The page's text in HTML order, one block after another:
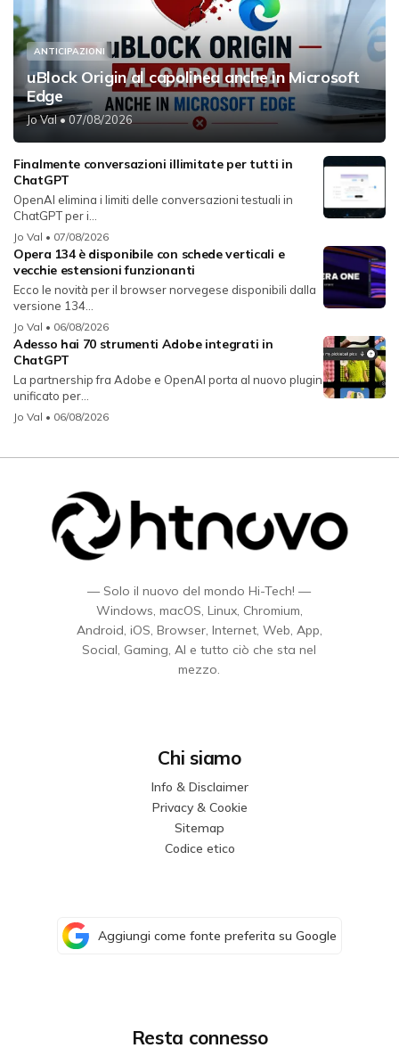
ANTICIPAZIONI
uBlock Origin al capolinea anche in Microsoft
Edge
Jo Val• 07/08/2026
Finalmente conversazioni illimitate per tutti in
ChatGPT
OpenAI elimina i limiti delle conversazioni testuali in
ChatGPT per i...
Jo Val • 07/08/2026
Opera 134 è disponibile con schede verticali e
vecchie estensioni funzionanti
Ecco le novità per il browser norvegese disponibili dalla
versione 134...
Jo Val • 06/08/2026
Adesso hai 70 strumenti Adobe integrati in
ChatGPT
La partnership fra Adobe e OpenAI porta al nuovo plugin
unificato per...
Jo Val • 06/08/2026
— Solo il nuovo del mondo Hi-Tech! —
Windows, macOS, Linux, Chromium,
Android, iOS, Browser, Internet, Web, App,
Social, Gaming, AI e tutto ciò che sta nel
mezzo.
Chi siamo
Info & Disclaimer
Privacy & Cookie
Sitemap
Codice etico
Aggiungi come fonte preferita su Google
Resta connesso